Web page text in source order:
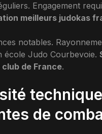
Engagement
meilleurs judokas
notables.
école Judo Courbevoie.
de France.
de